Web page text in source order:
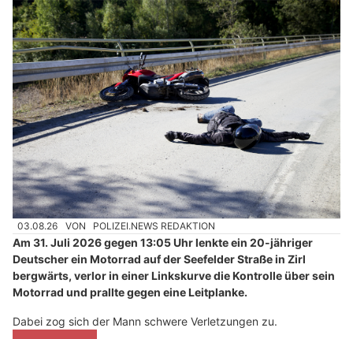
03.08.26 VON POLIZEI.NEWS REDAKTION
Am 31. Juli 2026 gegen 13:05 Uhr lenkte ein 20-jähriger
Deutscher ein Motorrad auf der Seefelder Straße in Zirl
bergwärts, verlor in einer Linkskurve die Kontrolle über sein
Motorrad und prallte gegen eine Leitplanke.
Dabei zog sich der Mann schwere Verletzungen zu.